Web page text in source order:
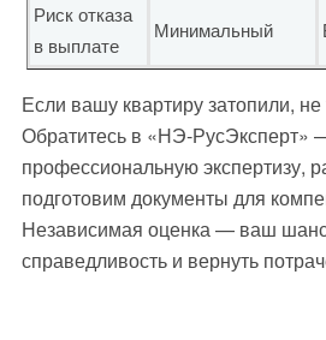
Риск отказа
в выплате
Минимальный
Если вашу квартиру затопили,
Обратитесь в
профессиональную экспертизу,
подготовим документы для
Независимая оценка — ваш шанс
справедливость и вернуть